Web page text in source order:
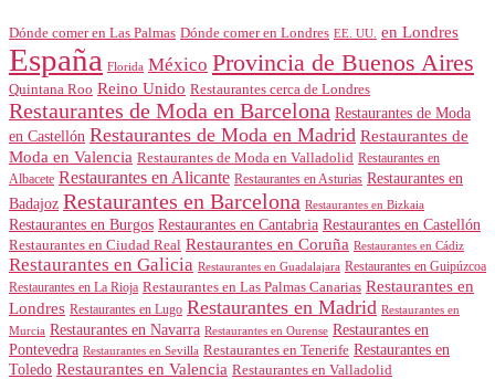
Dónde comer en Las Palmas Dónde comer en Londres EE. UU. en Londres
España Florida México Provincia de Buenos Aires
Quintana Roo Reino Unido Restaurantes cerca de Londres
Restaurantes de Moda en Barcelona Restaurantes de Moda
en Castellón Restaurantes de Moda en Madrid Restaurantes de
Moda en Valencia Restaurantes de Moda en Valladolid Restaurantes en
Albacete Restaurantes en Alicante Restaurantes en Asturias Restaurantes en
Badajoz Restaurantes en Barcelona Restaurantes en Bizkaia
Restaurantes en Burgos Restaurantes en Cantabria Restaurantes en Castellón
Restaurantes en Ciudad Real Restaurantes en Coruña Restaurantes en Cádiz
Restaurantes en Galicia Restaurantes en Guadalajara Restaurantes en Guipúzcoa
Restaurantes en La Rioja Restaurantes en Las Palmas Canarias Restaurantes en
Londres Restaurantes en Lugo Restaurantes en Madrid Restaurantes en
Murcia Restaurantes en Navarra Restaurantes en Ourense Restaurantes en
Pontevedra Restaurantes en Sevilla Restaurantes en Tenerife Restaurantes en
Toledo Restaurantes en Valencia Restaurantes en Valladolid